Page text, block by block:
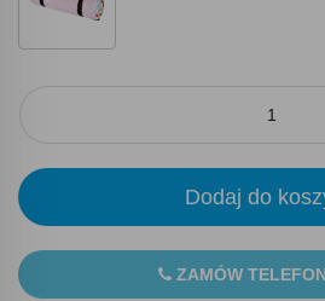
Dodaj do
ZAMÓW